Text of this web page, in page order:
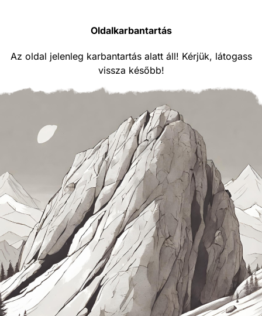
Oldalkarbantartás
Az oldal jelenleg karbantartás alatt áll! Kérjük, látogass
vissza később!